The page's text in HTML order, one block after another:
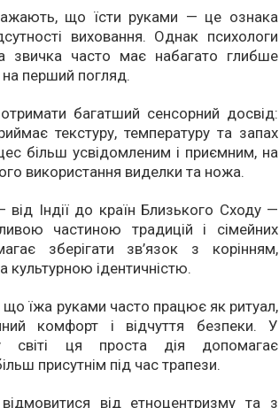
що їсти руками — це ознака
виховання. Однак психологи
звичка часто має набагато глибше
на перший погляд.
багатший сенсорний досвід:
текстуру, температуру та запах
більш усвідомленим і приємним, на
використання виделки та ножа.
від Індії до країн Близького Сходу —
частиною традицій і сімейних
зберігати зв’язок з корінням,
культурною ідентичністю.
їжа руками часто працює як ритуал,
комфорт і відчуття безпеки. У
світі ця проста дія допомагає
присутнім під час трапези.
від етноцентризму та з